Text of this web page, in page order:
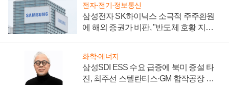
전자·전기·정보통신
삼성전자 SK하이닉스 소극적 주주환원
에 해외 증권가 비판, "반도체 호황 지속
화학·에너지
삼성SDI ESS 수요 급증에 북미 증설 타
진, 최주선 스텔란티스·GM 합작공장 건